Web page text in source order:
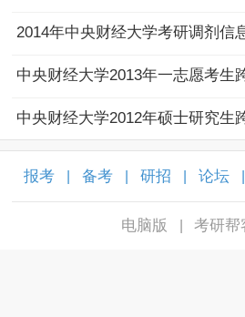
2014年中央财经大学考研调剂信
中央财经大学2013年一志愿考生
中央财经大学2012年硕士研究生
报考 备考 研招 论坛
电脑版 考研帮